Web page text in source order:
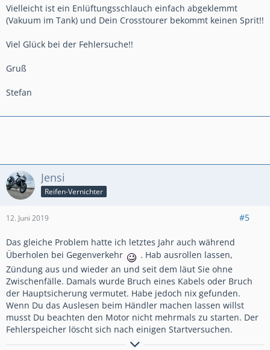
Vielleicht ist ein Enlüftungsschlauch einfach abgeklemmt
(Vakuum im Tank) und Dein Crosstourer bekommt keinen Sprit!!
Viel Glück bei der Fehlersuche!!
Gruß
Stefan
Jensi
Reifen-Vernichter
12. Juni 2019 #5
Das gleiche Problem hatte ich letztes Jahr auch während
Überholen bei Gegenverkehr
. Hab ausrollen lassen,
Zündung aus und wieder an und seit dem läut Sie ohne
Zwischenfälle. Damals wurde Bruch eines Kabels oder Bruch
der Hauptsicherung vermutet. Habe jedoch nix gefunden.
Wenn Du das Auslesen beim Händler machen lassen willst
musst Du beachten den Motor nicht mehrmals zu starten. Der
Fehlerspeicher löscht sich nach einigen Startversuchen.
VFR1200XD, weiß, 5/13, ca. 100´500 km, Dunlop Trailmax Raid